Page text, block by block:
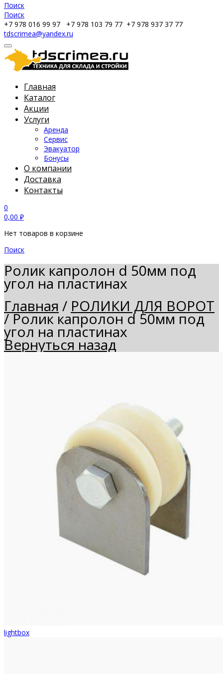
Поиск
Поиск
+7 978 016 99 97
+7 978 103 79 77 +7 978 937 37 77
tdscrimea@yandex.ru
Главная
Каталог
Акции
Услуги
Аренда
Сервис
Эвакуатор
Бонусы
О компании
Доставка
Контакты
0
0,00 ₽
Нет товаров в корзине
Поиск
Ролик капролон d 50мм под
угол на пластинах
Главная / РОЛИКИ ДЛЯ ВОРОТ
/Ролик капролон d 50мм под
угол на пластинах
Вернуться назад
lightbox